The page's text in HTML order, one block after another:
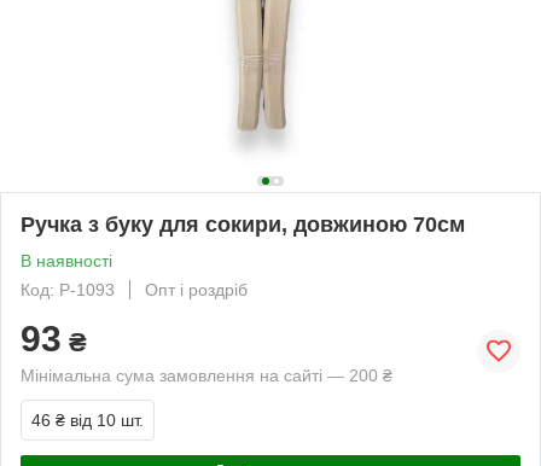
Ручка з буку для сокири, довжиною 70см
В наявності
Код: Р-1093
Опт і роздріб
93 ₴
Мінімальна сума замовлення на сайті — 200 ₴
46 ₴ від 10 шт.